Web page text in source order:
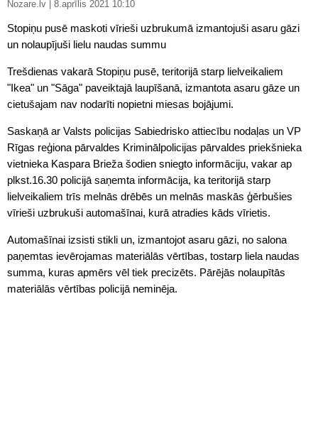
Nozare.lv | 8.aprīlis 2021 10:10
Stopiņu pusē maskoti vīrieši uzbrukumā izmantojuši asaru gāzi
un nolaupījuši lielu naudas summu
Trešdienas vakarā Stopiņu pusē, teritorijā starp lielveikaliem
"Ikea" un "Sāga" paveiktajā laupīšanā, izmantota asaru gāze un
cietušajam nav nodarīti nopietni miesas bojājumi.
Saskaņā ar Valsts policijas Sabiedrisko attiecību nodaļas un VP
Rīgas reģiona pārvaldes Kriminālpolicijas pārvaldes priekšnieka
vietnieka Kaspara Brieža šodien sniegto informāciju, vakar ap
plkst.16.30 policijā saņemta informācija, ka teritorijā starp
lielveikaliem trīs melnās drēbēs un melnās maskās ģērbušies
vīrieši uzbrukuši automašīnai, kurā atradies kāds vīrietis.
Automašīnai izsisti stikli un, izmantojot asaru gāzi, no salona
paņemtas ievērojamas materiālās vērtības, tostarp liela naudas
summa, kuras apmērs vēl tiek precizēts. Pārējās nolaupītās
materiālās vērtības policijā neminēja.